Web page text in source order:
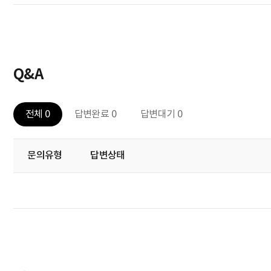
Q&A
전체 0 답변완료 0 답변대기 0
문의유형 답변상태